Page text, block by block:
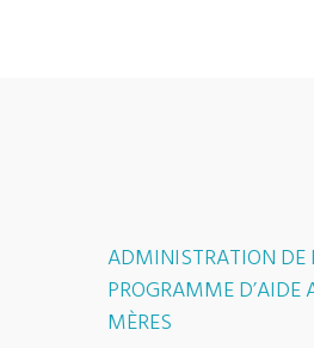
ADMINISTRATION DE
PROGRAMME D’AIDE
MÈRES